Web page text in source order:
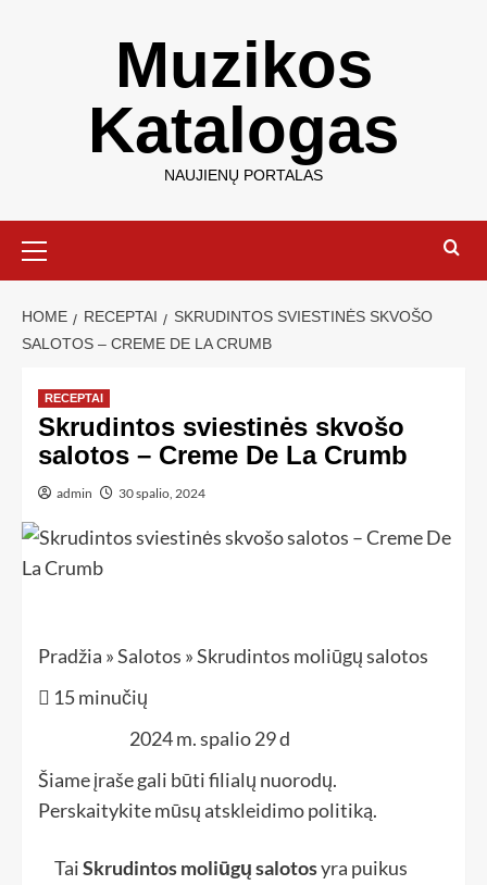
Muzikos
Katalogas
NAUJIENŲ PORTALAS
HOME RECEPTAI
SKRUDINTOS SVIESTINĖS SKVOŠO
SALOTOS – CREME DE LA CRUMB
RECEPTAI
Skrudintos sviestinės skvošo
salotos – Creme De La Crumb
admin 30 spalio, 2024
Pradžia »Salotos »Skrudintos moliūgų salotos
 15minučių
2024 m. spalio 29 d
Šiame įraše gali būti filialų nuorodų.
Perskaitykite mūsų atskleidimo politiką.
TaiSkrudintos moliūgų salotosyra puikus